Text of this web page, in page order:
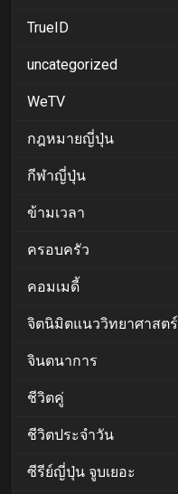
TrueID
uncategorized
WeTV
กฎหมายญี่ปุ่น
กีฬาญี่ปุ่น
ข้ามเวลา
ครอบครัว
คอมเมดี้
จิตนิมิตแนววิทยาศาสตร์
จินตนาการ
ชีวิตคู่
ชีวิตประจำวัน
ซีรีย์ญี่ปุ่น จูบเยอะ